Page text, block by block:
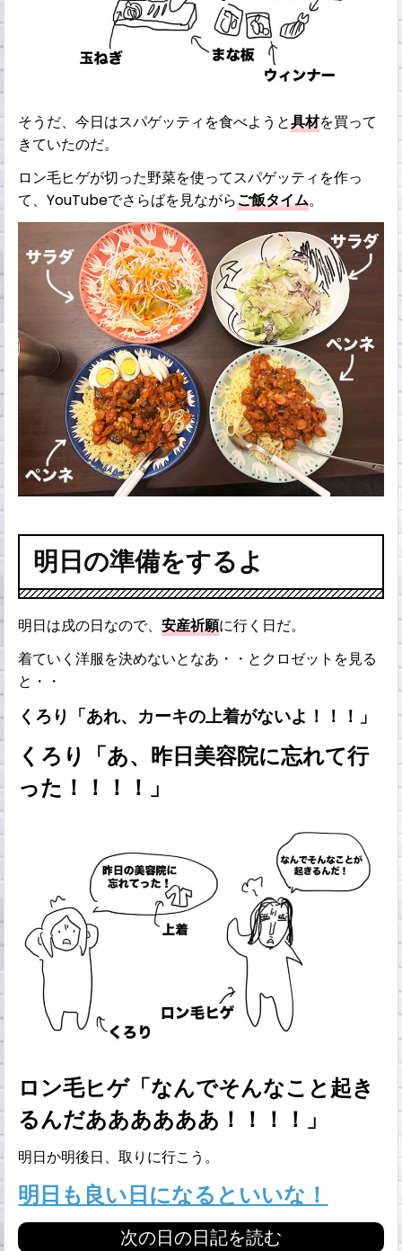
そうだ、今日はスパゲッティを食べようと具材を買って
きていたのだ。
ロン毛ヒゲが切った野菜を使ってスパゲッティを作っ
て、YouTubeでさらばを見ながらご飯タイム。
明日の準備をするよ
明日は戌の日なので、安産祈願に行く日だ。
着ていく洋服を決めないとなあ・・とクロゼットを見る
と・・
くろり「あれ、カーキの上着がないよ！！！」
くろり「あ、昨日美容院に忘れて行
った！！！！」
ロン毛ヒゲ「なんでそんなこと起き
るんだああああああ！！！！」
明日か明後日、取りに行こう。
明日も良い日になるといいな！
次の日の日記を読む